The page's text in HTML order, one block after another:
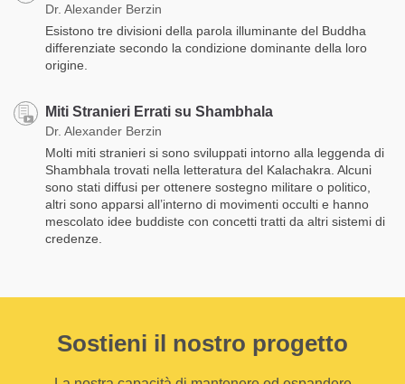
Dr. Alexander Berzin
Esistono tre divisioni della parola illuminante del Buddha
differenziate secondo la condizione dominante della loro
origine.
Miti Stranieri Errati su Shambhala
Dr. Alexander Berzin
Molti miti stranieri si sono sviluppati intorno alla leggenda di
Shambhala trovati nella letteratura del Kalachakra. Alcuni
sono stati diffusi per ottenere sostegno militare o politico,
altri sono apparsi all’interno di movimenti occulti e hanno
mescolato idee buddiste con concetti tratti da altri sistemi di
credenze.
Sostieni il nostro progetto